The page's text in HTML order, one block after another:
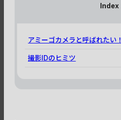
Index
アミーゴカメラと呼ばれたい！
撮影IDのヒミツ